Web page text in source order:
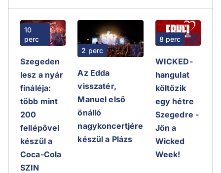
10
perc
Szegeden
lesz a nyár
fináléja:
több mint
200
fellépővel
készül a
Coca-Cola
SZIN
2 perc
Az Edda
visszatér,
Manuel első
önálló
nagykoncertjére
készül a Plázs
8 perc
WICKED-
hangulat
költözik
egy hétre
Szegedre -
Jön a
Wicked
Week!